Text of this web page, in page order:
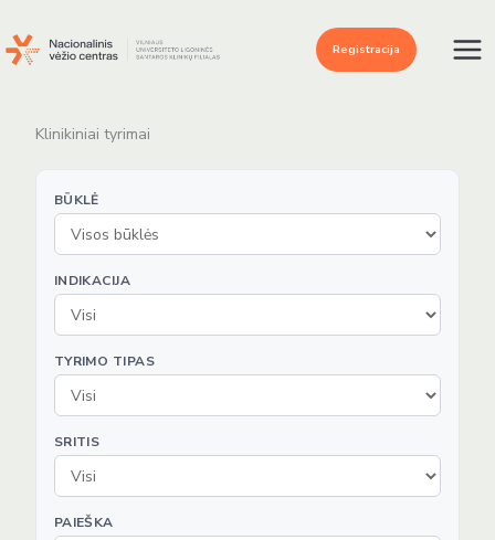
prie
Registracija
Klinikiniai tyrimai
BŪKLĖ
INDIKACIJA
TYRIMO TIPAS
SRITIS
PAIEŠKA